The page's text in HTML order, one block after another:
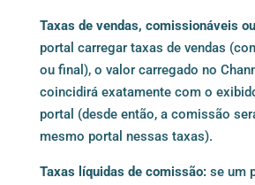
Taxas de vendas, comissionáveis
portal carregar taxas de vendas
ou final), o valor carregado no
coincidirá exatamente com o
portal (desde então, a comissão
mesmo portal nessas taxas).
Taxas líquidas de comissão:se um